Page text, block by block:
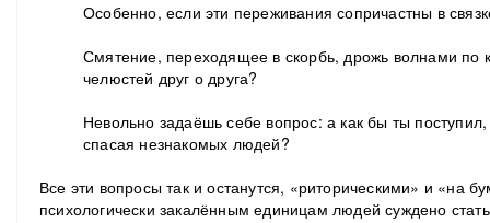
Особенно, если эти переживания сопричастны в
Смятение, переходящее в скорбь, дрожь волнами по
челюстей друг о друга?
Невольно задаёшь себе вопрос: а как бы ты
спасая незнакомых людей?
Все эти вопросы так и останутся, «риторическими» и «на
психологически закалённым единицам людей суждено